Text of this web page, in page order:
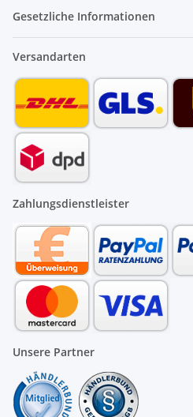
Gesetzliche Informationen
Versandarten
Zahlungsdienstleister
Unsere Partner